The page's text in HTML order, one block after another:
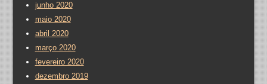
junho 2020
maio 2020
abril 2020
março 2020
fevereiro 2020
dezembro 2019